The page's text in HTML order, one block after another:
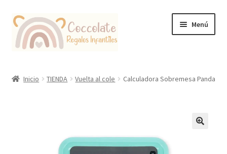
Ir
la
Ir
contenido
Menú
Inicio TIENDA Vuelta al cole Calculadora Sobremesa Panda